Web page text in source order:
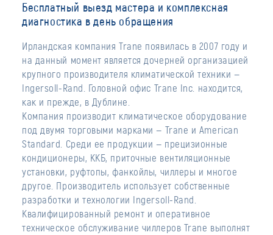
Бесплатный выезд мастера и комплексная
диагностика в день обращения
Ирландская компания Trane появилась в 2007 году и
на данный момент является дочерней организацией
крупного производителя климатической техники —
Ingersoll-Rand. Головной офис Trane Inc. находится,
как и прежде, в Дублине.
Компания производит климатическое оборудование
под двумя торговыми марками — Trane и American
Standard. Среди ее продукции — прецизионные
кондиционеры, ККБ, приточные вентиляционные
установки, руфтопы, фанкойлы, чиллеры и многое
другое. Производитель использует собственные
разработки и технологии Ingersoll-Rand.
Квалифицированный ремонт и оперативное
техническое обслуживание чиллеров Trane выполнят